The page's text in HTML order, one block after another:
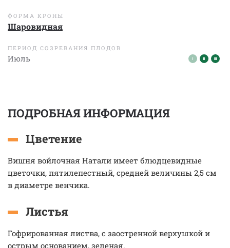
ФОРМА КРОНЫ
Шаровидная
ПЕРИОД СОЗРЕВАНИЯ ПЛОДОВ
Июль
ПОДРОБНАЯ ИНФОРМАЦИЯ
Цветение
Вишня войлочная Натали имеет блюдцевидные
цветочки, пятилепестный, средней величины 2,5 см
в диаметре венчика.
Листья
Гофрированная листва, с заостренной верхушкой и
острым основанием, зеленая.